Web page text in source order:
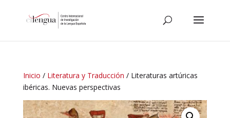
Inicio / Literatura y Traducción / Literaturas artúricas
ibéricas. Nuevas perspectivas